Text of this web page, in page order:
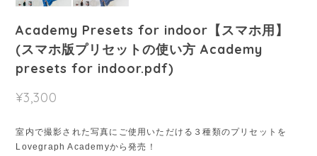
Academy Presets for indoor【スマホ用】
(スマホ版プリセットの使い方 Academy
presets for indoor.pdf)
¥3,300
室内で撮影された写真にご使用いただける３種類のプリセットを
Lovegraph Academyから発売！